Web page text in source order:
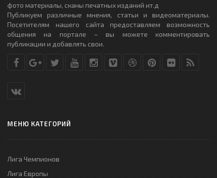
фото материалы, сканы печатных изданий ит.д
Публикуем различные мнения, статьи и видеоматериалы.
Посетителям нашего сайта предоставляем возможность
общения на портале – вы можете комментировать
публикации и добавлять свои.
МЕНЮ КАТЕГОРИЙ
Лига Чемпионов
Лига Европы